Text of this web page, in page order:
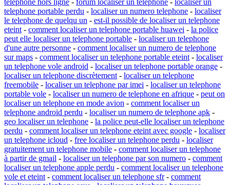
telephone portable perdu - localiser un numero telephone - localiser
le telephone de quelqu un - est-il possible de localiser un telephone
eteint - comment localiser un telephone portable huawei - la police
peut elle localiser un telephone portable - localiser un telephone
d'une autre personne - comment localiser un numero de telephone
sur maps - comment localiser un telephone portable eteint - localiser
un telephone vole android - localiser un telephone portable orange -
localiser un telephone discrètement - localiser un telephone
freemobile - localiser un telephone par imei - localiser un telephone
portable vole - localiser un numero de telephone en afrique - peut on
localiser un telephone en mode avion - comment localiser un
telephone android perdu - localiser un numero de telephone apk -
geo localiser un telephone - la police peut-elle localiser un telephone
perdu - comment localiser un telephone eteint avec google - localiser
un telephone icloud - free localiser un telephone perdu - localiser
gratuitement un telephone mobile - comment localiser un telephone
à partir de gmail - localiser un telephone par son numero - comment
localiser un telephone apple perdu - comment localiser un telephone
vole et eteint - comment localiser un telephone sfr- comment